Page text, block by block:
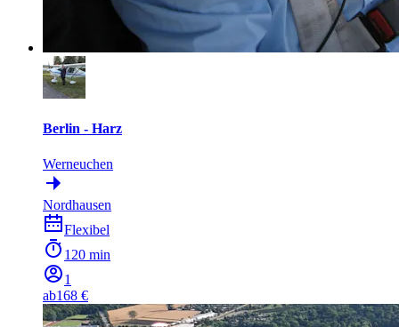
Berlin - Harz
Werneuchen
Nordhausen
Flexibel
120 min
1
ab168 €